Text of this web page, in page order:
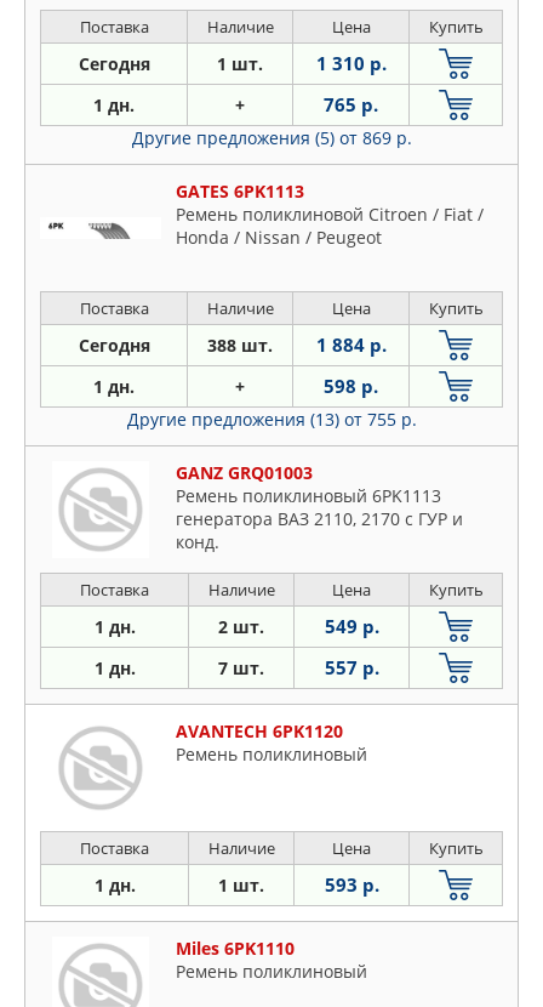
Поставка Наличие Цена Купить
Сегодня 1 шт. 1 310 р.
1 дн. + 765 р.
Другие предложения (5) от 869 р.
GATES 6PK1113
Ремень поликлиновой Citroen / Fiat /
Honda / Nissan / Peugeot
Поставка Наличие Цена Купить
Сегодня 388 шт. 1 884 р.
1 дн. + 598 р.
Другие предложения (13) от 755 р.
GANZ GRQ01003
Ремень поликлиновый 6PK1113
генератора ВАЗ 2110, 2170 с ГУР и
конд.
Поставка Наличие Цена Купить
1 дн. 2 шт. 549 р.
1 дн. 7 шт. 557 р.
AVANTECH 6PK1120
Ремень поликлиновый
Поставка Наличие Цена Купить
1 дн. 1 шт. 593 р.
Miles 6PK1110
Ремень поликлиновый